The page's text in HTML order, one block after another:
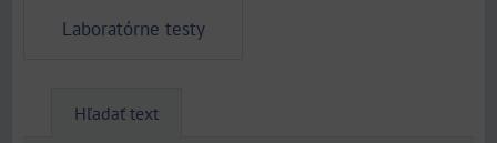
Laboratórne testy
Hľadať text